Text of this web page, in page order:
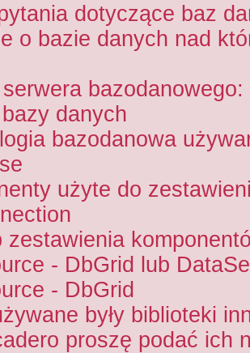
dotyczące baz
o bazie danych nad
danych
bazodanowa
użyte do
zestawienia
- DbGrid lub
- DbGrid
były biblioteki
proszę podać ich